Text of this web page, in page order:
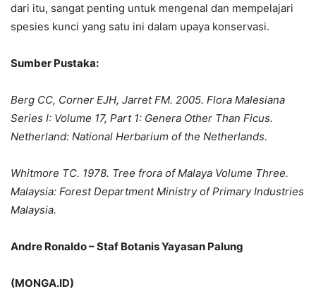
dari itu, sangat penting untuk mengenal dan mempelajari
spesies kunci yang satu ini dalam upaya konservasi.
Sumber Pustaka:
Berg CC, Corner EJH, Jarret FM. 2005. Flora Malesiana
Series I: Volume 17, Part 1: Genera Other Than Ficus.
Netherland: National Herbarium of the Netherlands.
Whitmore TC. 1978. Tree frora of Malaya Volume Three.
Malaysia: Forest Department Ministry of Primary Industries
Malaysia.
Andre Ronaldo – Staf Botanis Yayasan Palung
(MONGA.ID)